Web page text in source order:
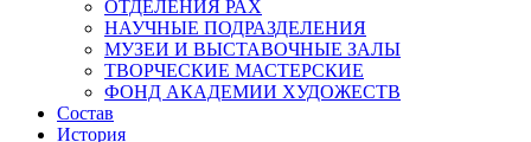
ОТДЕЛЕНИЯ РАХ
НАУЧНЫЕ ПОДРАЗДЕЛЕНИЯ
МУЗЕИ И ВЫСТАВОЧНЫЕ ЗАЛЫ
ТВОРЧЕСКИЕ МАСТЕРСКИЕ
ФОНД АКАДЕМИИ ХУДОЖЕСТВ
Состав
История